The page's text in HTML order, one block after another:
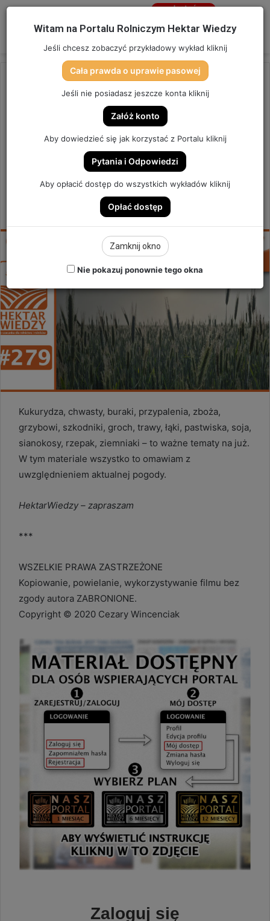
Menu
Jesteś
Strona główna/OSTATNIO DODANE
CZY DESZCZ URATUJE ZYSKI? |
SZYBKA PORADA #279
SZYBKA PORADA #279
Hektar Wiedzy Admin
Send
email
3 czerwca 2026
Kukurydza, chwasty, buraki, przypalenia, zboża,
grzybowi, szkodniki, groch, trawy, łąki, pastwiska, soja,
sianokosy, rzepak, ziemniaki – to ważne tematy na już.
W tym materiale wszystko to omawiam z
uwzględnieniem aktualnej pogody.
HektarWiedzy – zapraszam
***
WSZELKIE PRAWA ZASTRZEŻONE
Kopiowanie, powielanie, wykorzystywanie filmu bez
zgody autora ZABRONIONE.
Copyright © 2020 Cezary Wincenciak
Zaloguj się
Witam na Portalu Rolniczym Hektar Wiedzy
Jeśli chcesz zobaczyć przykładowy wykład kliknij
Cała prawda o uprawie pasowej
Jeśli nie posiadasz jeszcze konta kliknij
Załóż konto
Aby dowiedzieć się jak korzystać z Portalu kliknij
Pytania i Odpowiedzi
Aby opłacić dostęp do wszystkich wykładów kliknij
Opłać dostęp
Zamknij okno
Nie pokazuj ponownie tego okna